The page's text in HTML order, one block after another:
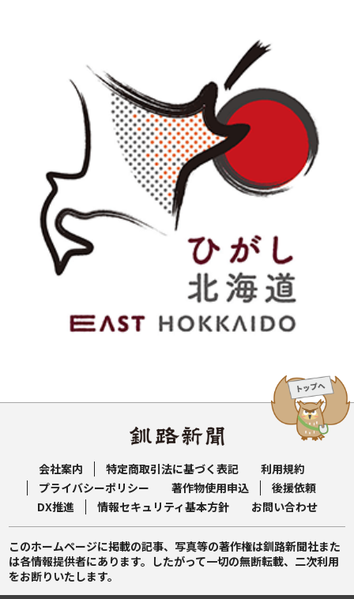
会社案内 特定商取引法に基づく表記
利用規約
プライバシーポリシー
著作物使用申込
後援依頼
DX推進
情報セキュリティ基本方針 お問い合わせ
このホームページに掲載の記事、写真等の著作権は釧路新聞社また
は各情報提供者にあります。したがって一切の無断転載、二次利用
をお断りいたします。